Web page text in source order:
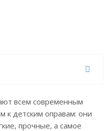
всем современным
к детским оправам: они
прочные, а самое